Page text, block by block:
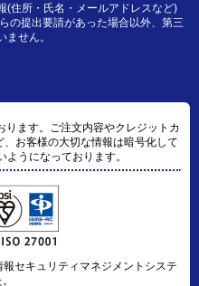
(住所・氏名・メールアドレスなど)
の提出要請があった場合以外、第三
せん。
ます。ご注文内容やクレジットカ
お客様の大切な情報は暗号化して
うになっております。
セキュリティマネジメントシステ